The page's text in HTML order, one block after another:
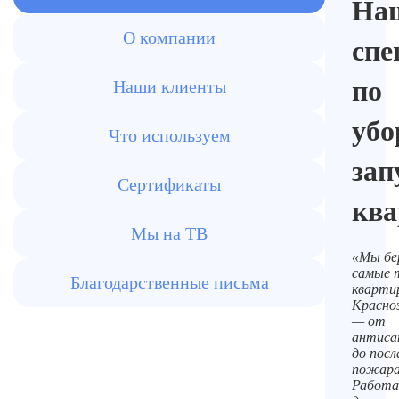
О компании
Наши клиенты
Что используем
Сертификаты
Мы на ТВ
Благодарственные письма
по
«Мы
самые
— от
до